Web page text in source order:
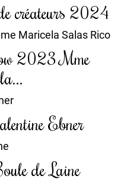
créateurs 2024
2023 Mme
Ebner
de Laine